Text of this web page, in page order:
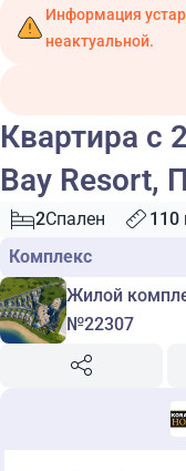
Информация
неактуальной.
Квартира с
Bay Resort,
2Спален 110
Комплекс
Жилой
№22307